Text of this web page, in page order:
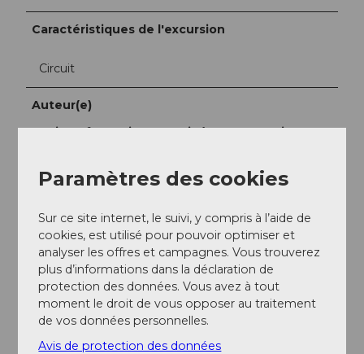
Caractéristiques de l'excursion
Circuit
Auteur(e)
Tourist Information Weggis (Luzern Tourismus
Organisation
Weggis Vitznau Rigi
Paramètres des cookies
Sur ce site internet, le suivi, y compris à l’aide de
cookies, est utilisé pour pouvoir optimiser et
analyser les offres et campagnes. Vous trouverez
plus d’informations dans la déclaration de
protection des données. Vous avez à tout
moment le droit de vous opposer au traitement
de vos données personnelles.
Avis de protection des données